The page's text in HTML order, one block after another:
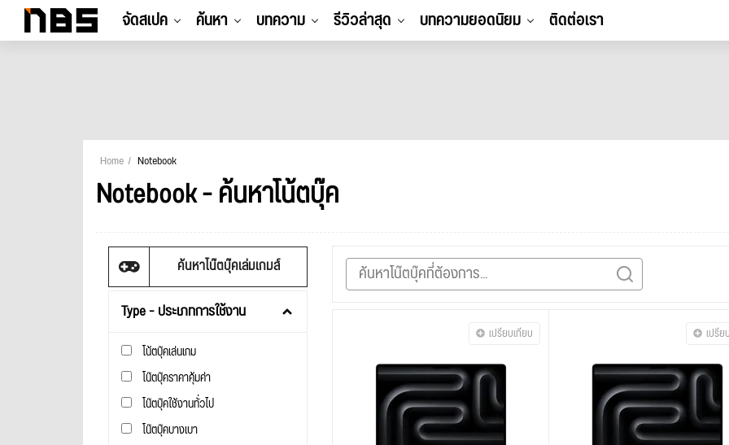
จัดสเปค ค้นหา บทความ รีวิวล่าสุด บทความยอดนิยม ติดต่อเรา
Home Notebook
Notebook - ค้นหาโน้ตบุ๊ค
ค้นหาโน๊ตบุ๊คเล่มเกมส์
Type - ประเภทการใช้งาน
โน้ตบุ๊คเล่นเกม
โน๊ตบุ๊คราคาคุ้มค่า
โน๊ตบุ๊คใช้งานทั่วไป
โน๊ตบุ๊คบางเบา
เปรียบเทียบ เปรี